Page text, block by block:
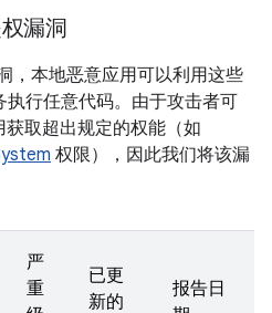
漏洞
，本地恶意应用可以利用这些
行任意代码。由于攻击者可
取超出规定的权能（如
权限），因此我们将该漏
严
重
已更
新的
报告日